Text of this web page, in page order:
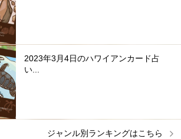
2023年3月4日のハワイアンカード占
い...
ジャンル別ランキングはこちら